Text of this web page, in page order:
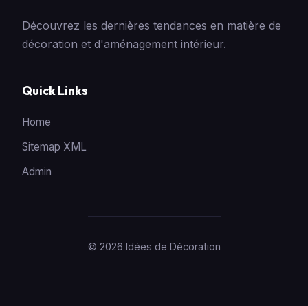
Découvrez les dernières tendances en matière de
décoration et d'aménagement intérieur.
Quick Links
Home
Sitemap XML
Admin
© 2026 Idées de Décoration